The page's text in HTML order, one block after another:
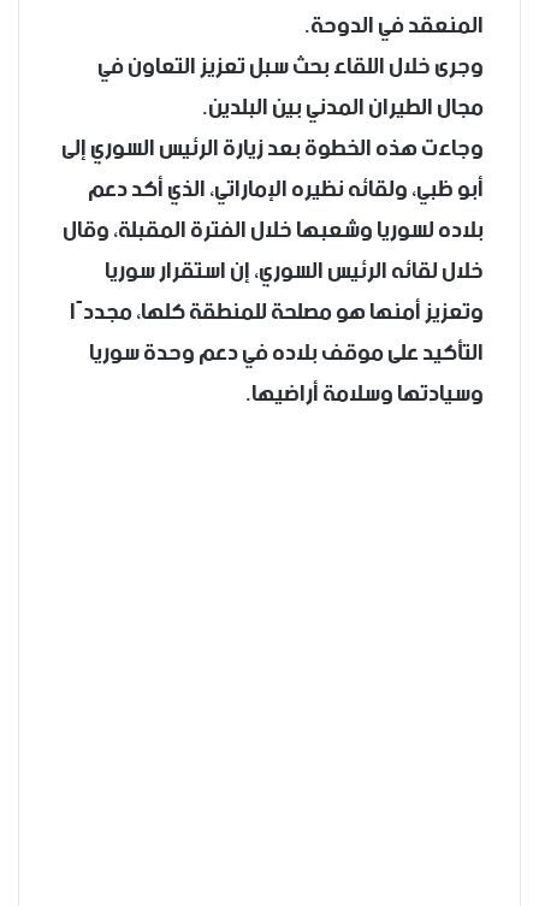
المنعقد في الدوحة.
وجرى خلال اللقاء بحث سبل تعزيز التعاون في
مجال الطيران المدني بين البلدين.
وجاءت هذه الخطوة بعد زيارة الرئيس السوري إلى
أبو ظبي، ولقائه نظيره الإماراتي، الذي أكد دعم
بلاده لسوريا وشعبها خلال الفترة المقبلة، وقال
خلال لقائه الرئيس السوري، إن استقرار سوريا
وتعزيز أمنها هو مصلحة للمنطقة كلها، مجددًا
التأكيد على موقف بلاده في دعم وحدة سوريا
وسيادتها وسلامة أراضيها.